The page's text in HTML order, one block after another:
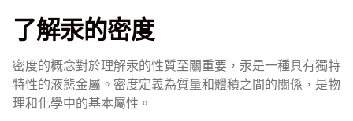
了解汞的密度
密度的概念對於理解汞的性質至關重要，汞是一種具有獨特
特性的液態金屬。密度定義為質量和體積之間的關係，是物
理和化學中的基本屬性。